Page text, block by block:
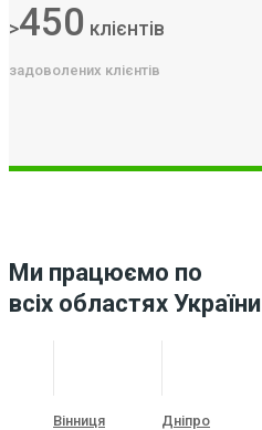
>450 клієнтів
задоволених клієнтів
Ми працюємо по
всіх областях України
Вінниця Дніпро